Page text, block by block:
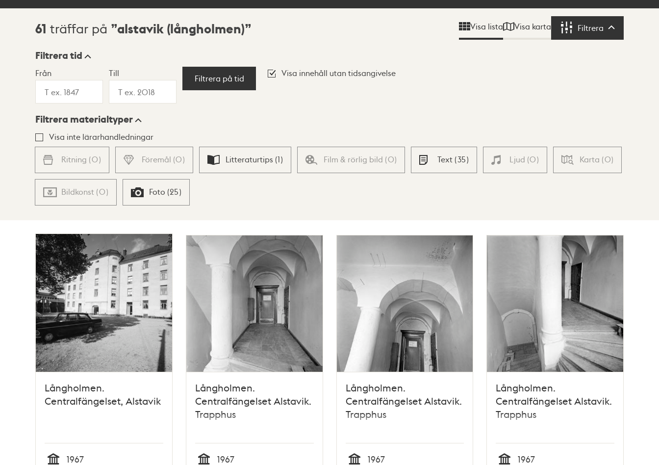
Sökresultat
61 träffar på alstavik (långholmen) Visa lista Visa karta Filtrera Filtrera
Visningsläge
Lista Karta
Filtrera tid
Från Till
Filtrera på tid
Visa innehåll utan tidsangivelse
Filtrera materialtyper
Visa inte lärarhandledningar
Ritning (0) Föremål (0) Litteraturtips (1) Film & rörlig bild (0) Text (35) Ljud (0) Karta (0)
Bildkonst (0) Foto (25)
Långholmen.
Centralfängelset, Alstavik
1967
Långholmen.
Centralfängelset Alstavik.
Trapphus
1967
Långholmen.
Centralfängelset Alstavik.
Trapphus
1967
Långholmen.
Centralfängelset Alstavik.
Trapphus
1967